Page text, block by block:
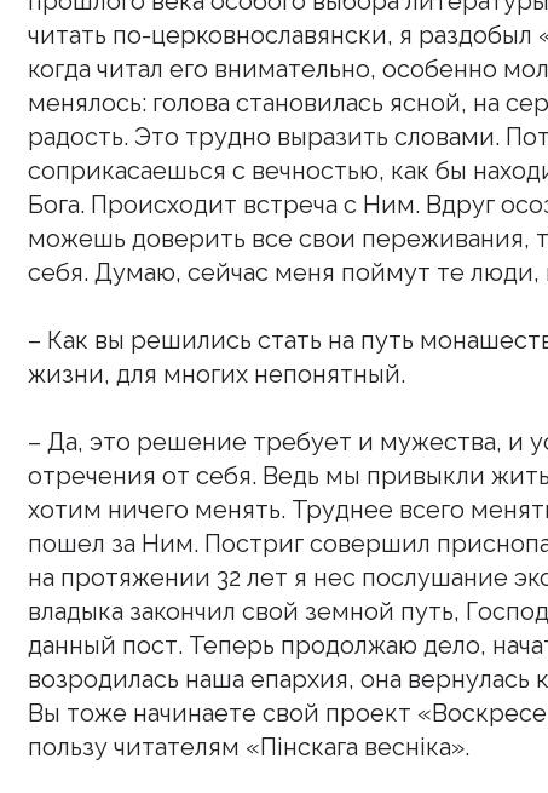
читать по-церковнославянски, я раздобыл
когда читал его внимательно, особенно
менялось: голова становилась ясной, на
радость. Это трудно выразить словами.
соприкасаешься с вечностью, как бы
Бога. Происходит встреча с Ним. Вдруг
можешь доверить все свои переживания,
себя. Думаю, сейчас меня поймут те люди,
– Как вы решились стать на путь
жизни, для многих непонятный.
– Да, это решение требует и мужества, и
отречения от себя. Ведь мы привыкли
хотим ничего менять. Труднее всего
пошел за Ним. Постриг совершил
на протяжении 32 лет я нес послушание
владыка закончил свой земной путь,
данный пост. Теперь продолжаю дело,
возродилась наша епархия, она вернулась
Вы тоже начинаете свой проект
пользу читателям «Пiнскага веснiка».